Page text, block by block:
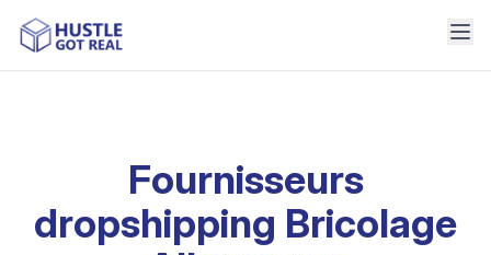
Fournisseurs
dropshipping Bricolage